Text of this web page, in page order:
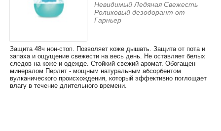
Невидимый Ледяная Свежесть
Роликовый дезодорант от
Гарньер
Защита 48ч нон-стоп. Позволяет коже дышать. Защита от пота и
запаха и ощущение свежести на весь день. Не оставляет белых
следов на коже и одежде. Стойкий свежий аромат. Обогащен
минералом Перлит - мощным натуральным абсорбентом
вулканического происхождения, который эффективно поглощает
влагу в течение длительного времени.